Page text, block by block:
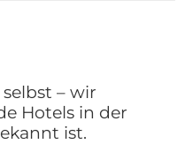
– wir
Hotels in der
ist.